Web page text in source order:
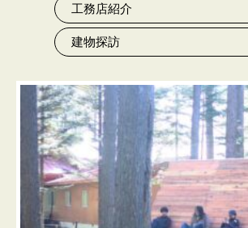
工務店紹介
建物探訪